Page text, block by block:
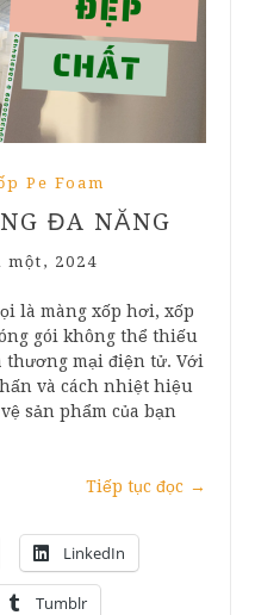
Pe Foam
ĐA NĂNG
2024
là màng xốp hơi, xốp
gói không thể thiếu
mại điện tử. Với
và cách nhiệt hiệu
sản phẩm của bạn
Tiếp tục đọc →
LinkedIn
Tumblr